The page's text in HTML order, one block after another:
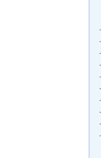
·
·
·
·
·
·
·
·
·
·